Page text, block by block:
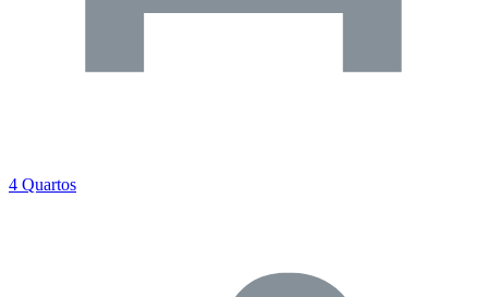
4 Quartos